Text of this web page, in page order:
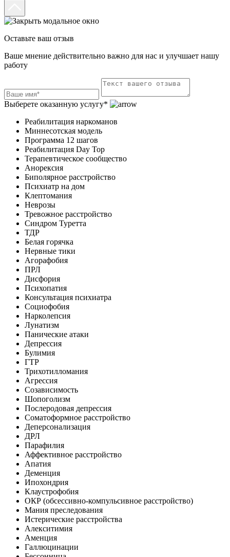
Оставьте ваш отзыв
Ваше мнение действительно важно для нас и улучшает нашу
работу
Выберете оказанную услугу*
Реабилитация наркоманов
Миннесотская модель
Программа 12 шагов
Реабилитация Day Top
Терапевтическое сообщество
Анорексия
Биполярное расстройство
Психиатр на дом
Клептомания
Неврозы
Тревожное расстройство
Синдром Туретта
ТДР
Белая горячка
Нервные тики
Агорафобия
ПРЛ
Дисфория
Психопатия
Консультация психиатра
Социофобия
Нарколепсия
Лунатизм
Панические атаки
Депрессия
Булимия
ГТР
Трихотилломания
Агрессия
Созависимость
Шопоголизм
Послеродовая депрессия
Соматоформное расстройство
Деперсонализация
ДРЛ
Парафилия
Аффективное расстройство
Апатия
Деменция
Ипохондрия
Клаустрофобия
ОКР (обсессивно-компульсивное расстройство)
Мания преследования
Истерические расстройства
Алекситимия
Аменция
Галлюцинации